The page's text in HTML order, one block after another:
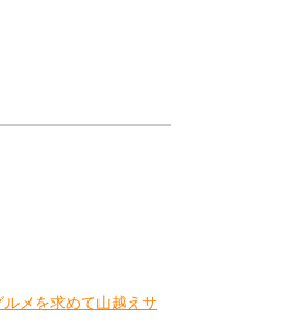
ルメを求めて山越えサ